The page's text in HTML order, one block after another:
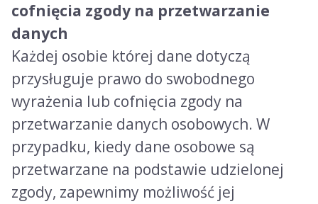
cofnięcia zgody na przetwarzanie
danych
Każdej osobie której dane dotyczą
przysługuje prawo do swobodnego
wyrażenia lub cofnięcia zgody na
przetwarzanie danych osobowych. W
przypadku, kiedy dane osobowe są
przetwarzane na podstawie udzielonej
zgody, zapewnimy możliwość jej